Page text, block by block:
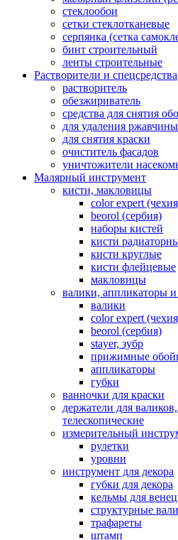
стеклообои
сетки стеклотканевые
серпянка (сетка
бинт строительный
ленты строительные
Растворители и спецсредства
растворитель
обезжириватель
средства для снятия
для удаления ржавчины
для снятия краски
очиститель фасадов
уничтожители
Малярный инструмент
кисти, макловицы
color expert
beorol (сербия)
наборы кистей
кисти
кисти круглые
кисти флейцевые
макловицы
валики, аппликаторы и
валики
color expert
beorol (сербия)
stayer, зубр
прижимные
аппликаторы
губки
ванночки для краски
держатели для
телескопические
измерительный
рулетки
уровни
инструмент для декора
губки для декора
кельмы для
структурные
трафареты
штамп